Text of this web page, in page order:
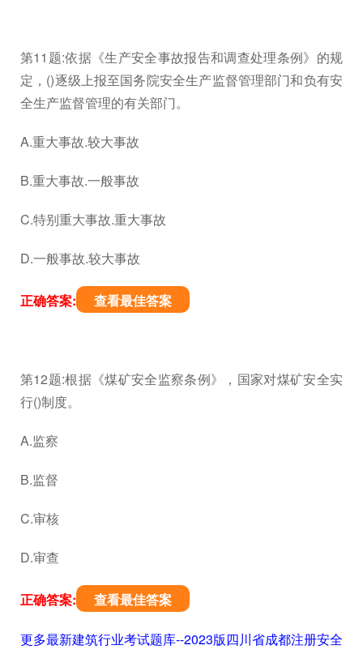
第11题:依据《生产安全事故报告和调查处理条例》的规
定，()逐级上报至国务院安全生产监督管理部门和负有安
全生产监督管理的有关部门。
A.重大事故.较大事故
B.重大事故.一般事故
C.特别重大事故.重大事故
D.一般事故.较大事故
正确答案: 查看最佳答案
第12题:根据《煤矿安全监察条例》，国家对煤矿安全实
行()制度。
A.监察
B.监督
C.审核
D.审查
正确答案: 查看最佳答案
更多最新建筑行业考试题库--2023版四川省成都注册安全